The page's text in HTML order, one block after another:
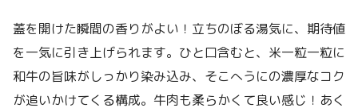
蓋を開けた瞬間の香りがよい！立ちのぼる湯気に、期待値
を一気に引き上げられます。ひと口含むと、米一粒一粒に
和牛の旨味がしっかり染み込み、そこへうにの濃厚なコク
が追いかけてくる構成。牛肉も柔らかくて良い感じ！あく